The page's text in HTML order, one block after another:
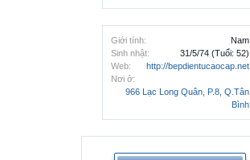
Giới tính:
Nam
Sinh nhật:
31/5/74 (Tuổi: 52)
Web:
http://bepdientucaocap.net
Nơi ở:
966 Lạc Long Quân, P.8, Q.Tân
Bình